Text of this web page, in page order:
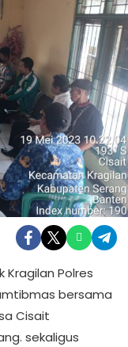
Kragilan Polres
bersama
Cisait
sekaligus